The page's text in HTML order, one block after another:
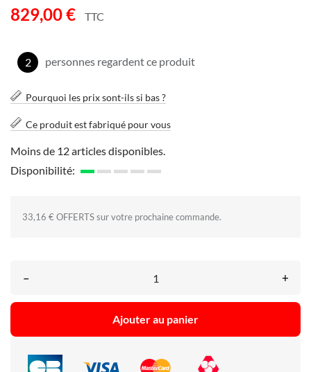
829,00 € TTC
2 personnes regardent ce produit
Pourquoi les prix sont-ils si bas ?
Ce produit est fabriqué pour vous
Moins de 12 articles disponibles.
Disponibilité:
33,16 € OFFERTS sur votre prochaine commande.
– +
Ajouter au panier